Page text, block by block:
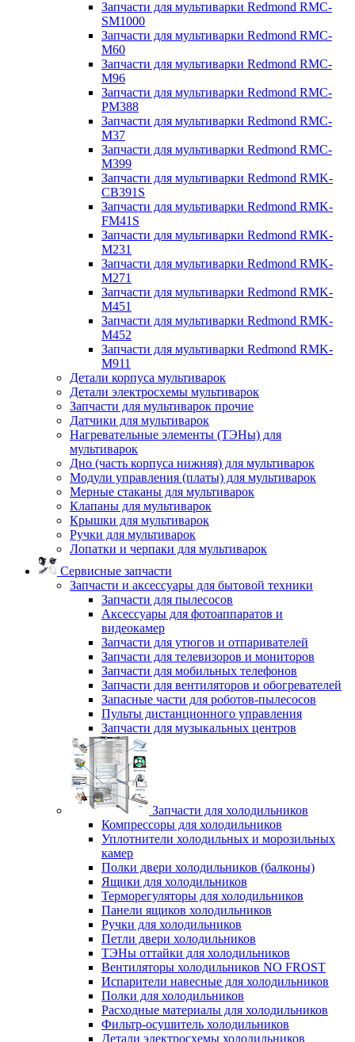
Запчасти для мультиварки Redmond RMC-
SM1000
Запчасти для мультиварки Redmond RMC-
M60
Запчасти для мультиварки Redmond RMC-
M96
Запчасти для мультиварки Redmond RMC-
PM388
Запчасти для мультиварки Redmond RMC-
M37
Запчасти для мультиварки Redmond RMC-
M399
Запчасти для мультиварки Redmond RMK-
CB391S
Запчасти для мультиварки Redmond RMK-
FM41S
Запчасти для мультиварки Redmond RMK-
M231
Запчасти для мультиварки Redmond RMK-
M271
Запчасти для мультиварки Redmond RMK-
M451
Запчасти для мультиварки Redmond RMK-
M452
Запчасти для мультиварки Redmond RMK-
M911
Детали корпуса мультиварок
Детали электросхемы мультиварок
Запчасти для мультиварок прочие
Датчики для мультиварок
Нагревательные элементы (ТЭНы) для
мультиварок
Дно (часть корпуса нижняя) для мультиварок
Модули управления (платы) для мультиварок
Мерные стаканы для мультиварок
Клапаны для мультиварок
Крышки для мультиварок
Ручки для мультиварок
Лопатки и черпаки для мультиварок
Сервисные запчасти
Запчасти и аксессуары для бытовой техники
Запчасти для пылесосов
Аксессуары для фотоаппаратов и
видеокамер
Запчасти для утюгов и отпаривателей
Запчасти для телевизоров и мониторов
Запчасти для мобильных телефонов
Запчасти для вентиляторов и обогревателей
Запасные части для роботов-пылесосов
Пульты дистанционного управления
Запчасти для музыкальных центров
Запчасти для холодильников
Компрессоры для холодильников
Уплотнители холодильных и морозильных
камер
Полки двери холодильников (балконы)
Ящики для холодильников
Терморегуляторы для холодильников
Панели ящиков холодильников
Ручки для холодильников
Петли двери холодильников
ТЭНы оттайки для холодильников
Вентиляторы холодильников NO FROST
Испарители навесные для холодильников
Полки для холодильников
Расходные материалы для холодильников
Фильтр-осушитель холодильников
Детали электросхемы холодильников